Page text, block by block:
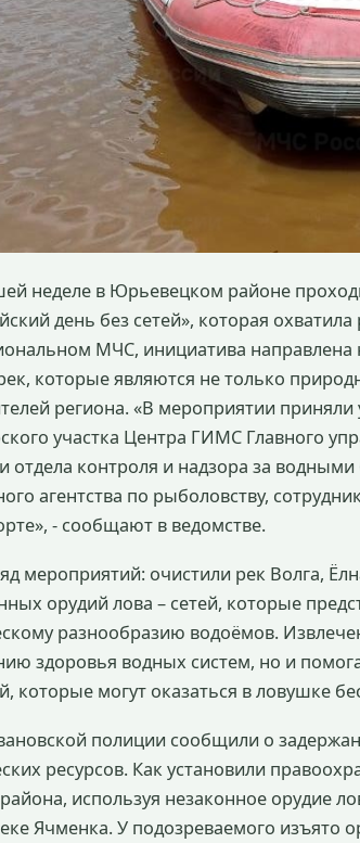
неделе в Юрьевецком районе
день без сетей», которая
МЧС, инициатива направлена
которые являются не только
региона. «В мероприятии
участка Центра ГИМС Главного
отдела контроля и надзора за
агентства по рыболовству,
- сообщают в ведомстве.
мероприятий: очистили рек Волга,
орудий лова – сетей, которые
разнообразию водоёмов.
здоровья водных систем, но и
которые могут оказаться в ловушке
полиции сообщили о
ресурсов. Как установили
используя незаконное орудие
Ячменка. У подозреваемого изъято